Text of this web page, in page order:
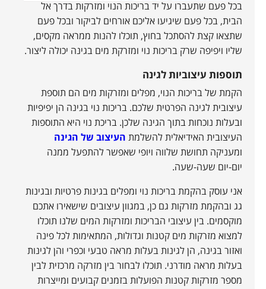
בכל פעם שתעברו על יד בריכות הנוי ומזרקות בדרך אל
הבית, בכל פעם שיגיעו אליכם אורחים לביקור ובכל פעם
שתצאו קצת להסתכל בחוץ, תוכלו להנות ממראה מקסים,
שליו ויפיפה שרק בריכות נוי ומזרקת מים בגינה יכולה ליצור.
תוספות עיצוביות לגינה
הקמת של בריכות הנוי, מפלים ומזרקות מים הם תוספת
עיצובית לגינה הפרטית שלכם. בריכות נוי בגינה הן יפיפיות
ובעלות נוכחות בתוך הגינה שלכן. בריכת נוי היא התוספות
העיצובית האידיאלית להשלמתהעיצוב של הגינה
ומעניקה תחושת שלווה ויופי שאפשר להתפעל ממנה
יום-יום שעה-שעה.
אני עוסק בהקמת בריכות נוי ומפלים בגינות פרטיות ובגינות
גג ובהקמת מזרקות גם כן, במגוון עיצובים שישאירו אתכם
מוקסמים. בין עיצובי הבריכות ומזרקות המים שלנו תוכלו
למצוא מזרקות מים קטנות וגדולות, המתאימות לכל פינה
ואזור בגינה, הן לגינות בעלות מראה טבעי וכפרי והן לגינות
בעלות מראה מודרני. תוכלו לבחור בין מזרקה מרכזית לבין
מספר מזרקות קטנות הפועלות בזמנים קבועים ומייצרות